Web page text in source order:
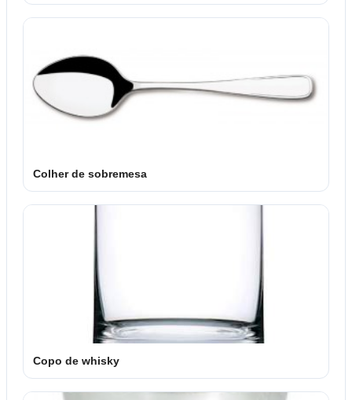
Colher de sobremesa
Copo de whisky